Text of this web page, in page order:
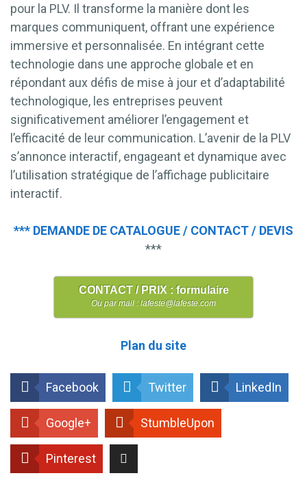
pour la PLV. Il transforme la manière dont les
marques communiquent, offrant une expérience
immersive et personnalisée. En intégrant cette
technologie dans une approche globale et en
répondant aux défis de mise à jour et d’adaptabilité
technologique, les entreprises peuvent
significativement améliorer l’engagement et
l’efficacité de leur communication. L’avenir de la PLV
s’annonce interactif, engageant et dynamique avec
l’utilisation stratégique de l’affichage publicitaire
interactif.
*** DEMANDE DE CATALOGUE / CONTACT / DEVIS
***
CONTACT / PRIX : formulaire
Ou par mail : lafeste@lafeste.com
Plan du site
Facebook Twitter LinkedIn
Google+ StumbleUpon
Pinterest